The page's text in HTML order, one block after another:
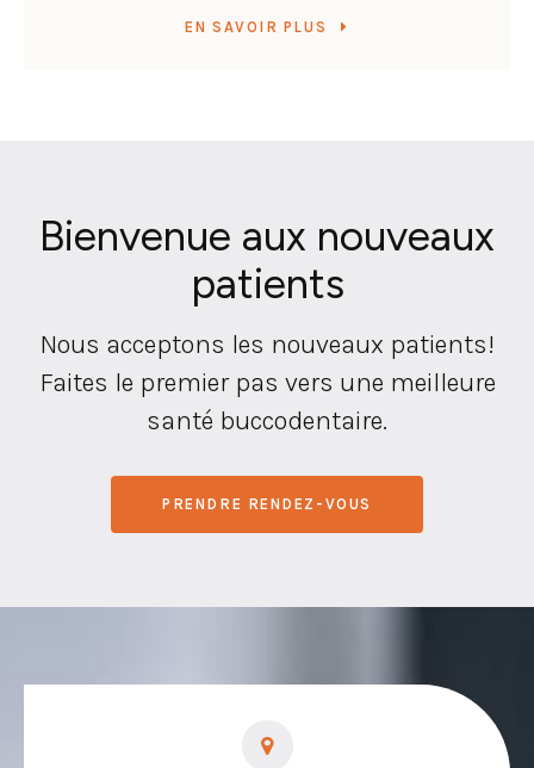
EN SAVOIR PLUS
Bienvenue aux nouveaux
patients
Nous acceptons les nouveaux patients!
Faites le premier pas vers une meilleure
santé buccodentaire.
PRENDRE RENDEZ-VOUS